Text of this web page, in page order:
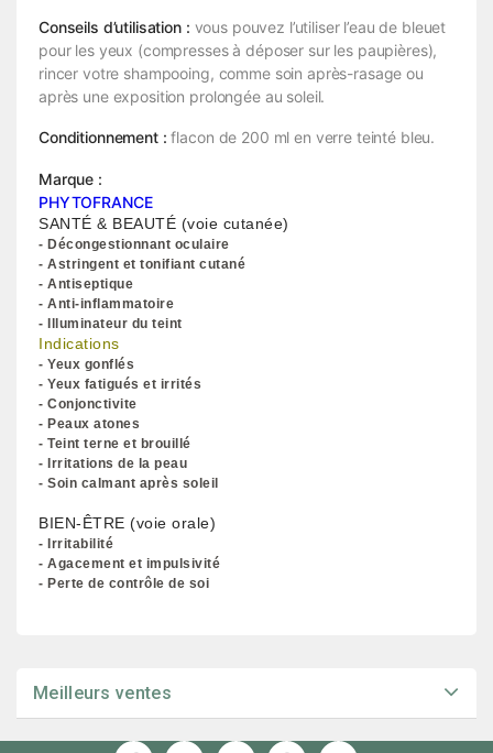
Conseils d’utilisation : vous pouvez l’utiliser l’eau de bleuet
pour les yeux (compresses à déposer sur les paupières),
rincer votre shampooing, comme soin après-rasage ou
après une exposition prolongée au soleil.
Conditionnement : flacon de 200 ml en verre teinté bleu.
Marque :
PHYTOFRANCE
SANTÉ & BEAUTÉ (voie cutanée)
- Décongestionnant oculaire
- Astringent et tonifiant cutané
- Antiseptique
- Anti-inflammatoire
- Illuminateur du teint
Indications
- Yeux gonflés
- Yeux fatigués et irrités
- Conjonctivite
- Peaux atones
- Teint terne et brouillé
- Irritations de la peau
- Soin calmant après soleil
BIEN-ÊTRE (voie orale)
- Irritabilité
- Agacement et impulsivité
- Perte de contrôle de soi
Meilleurs ventes